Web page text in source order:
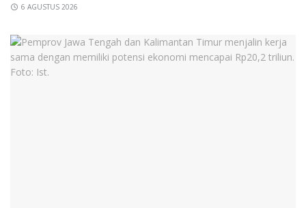
6 AGUSTUS 2026